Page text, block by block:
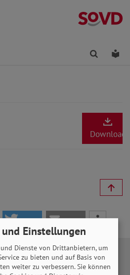
Finden
Download
INFOPORTALE UND LINKS
SoVD Bundesverband
Einstellungen
Dienste von Drittanbietern, um
zu bieten und auf Basis von
weiter zu verbessern. Sie können